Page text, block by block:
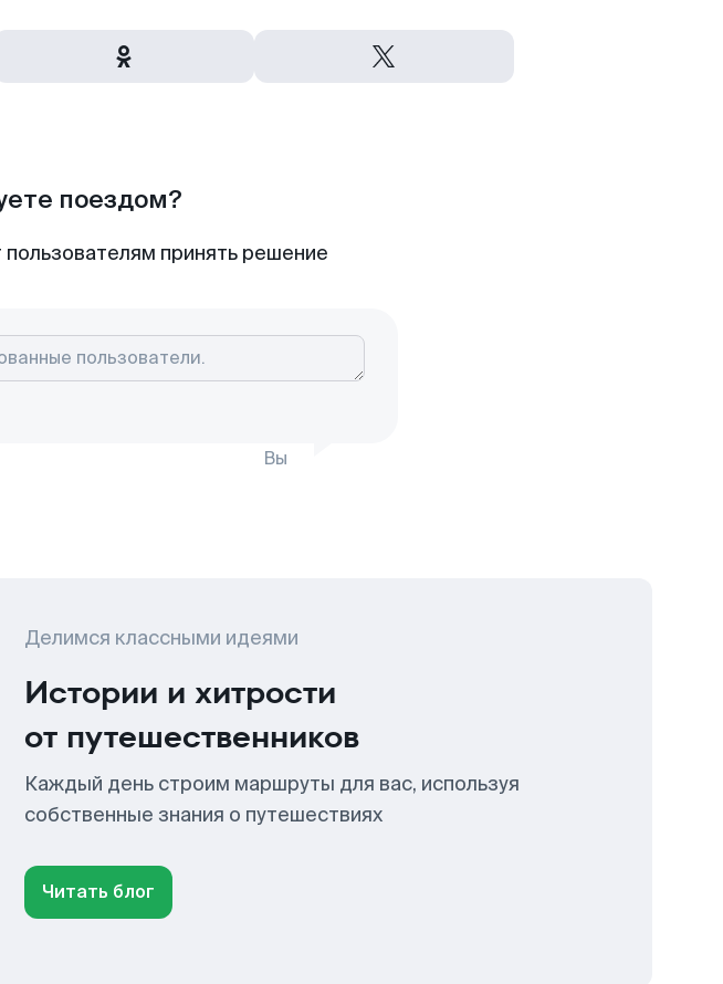
поездом?
принять решение
Вы
Делимся классными идеями
Истории и хитрости
от путешественников
Каждый день строим маршруты для вас, используя
собственные знания о путешествиях
Читать блог